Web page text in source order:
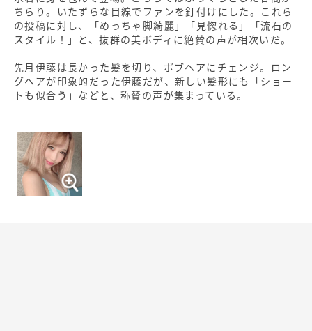
ちらり。いたずらな目線でファンを釘付けにした。これら
の投稿に対し、「めっちゃ脚綺麗」「見惚れる」「流石の
スタイル！」と、抜群の美ボディに絶賛の声が相次いだ。
先月伊藤は長かった髪を切り、ボブヘアにチェンジ。ロン
グヘアが印象的だった伊藤だが、新しい髪形にも「ショー
トも似合う」などと、称賛の声が集まっている。